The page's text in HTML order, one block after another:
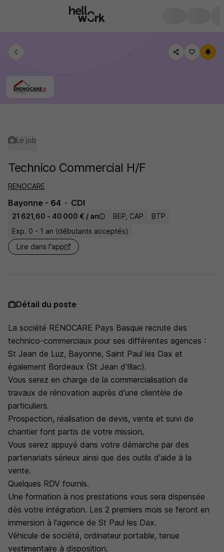
Le job
Technico Commercial H/F
RENOCARE
Bayonne - 64 CDI
21 621,60 - 40 000 € / an BEP, CAP
BTP
Exp. 0 - 1 an (débutants acceptés)
Lire dans l'app
Détail du poste
La société RENOCARE Pays Basque recrute des
technico-commerciaux pour ses différentes agences :
St Jean de Luz, Bayonne, Saint Paul les Dax et
également Bordeaux (St Jean d'Illac).
Vous serez en charge de la commercialisation de
travaux de rénovation auprès d'une clientèle de
particuliers.
Prospection, réalisation de devis, vente et suivi de
chantier font partis de votre mission.
Vous serez appuyé dans votre démarche par des
partenariats sérieux ainsi que des outils d'aide à la
vente.
Quelques RDV fournis.
Une formation à nos prestations vous sera dispensée
dès votre intégration. Les 2 premiers mois se feront en
immersion à l'agence de St Paul les Dax.
Véhicule de société, ordinateur portable, tenue
vestimentaire à disposition.